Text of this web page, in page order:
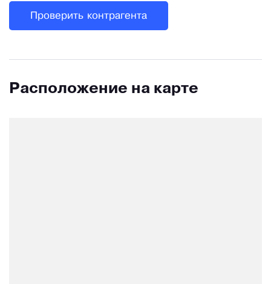
Проверить контрагента
Расположение на карте